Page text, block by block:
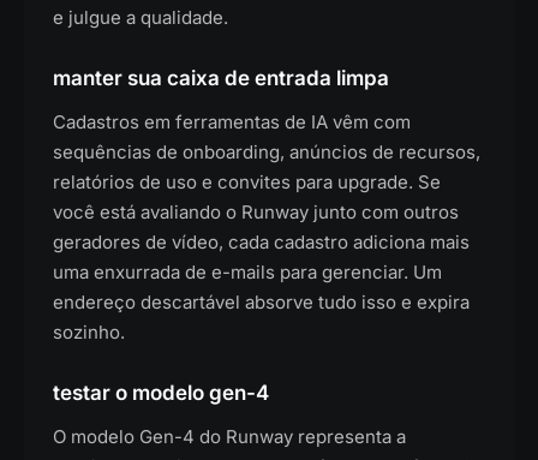
e julgue a qualidade.
manter sua caixa de entrada limpa
Cadastros em ferramentas de IA vêm com
sequências de onboarding, anúncios de recursos,
relatórios de uso e convites para upgrade. Se
você está avaliando o Runway junto com outros
geradores de vídeo, cada cadastro adiciona mais
uma enxurrada de e-mails para gerenciar. Um
endereço descartável absorve tudo isso e expira
sozinho.
testar o modelo gen-4
O modelo Gen-4 do Runway representa a